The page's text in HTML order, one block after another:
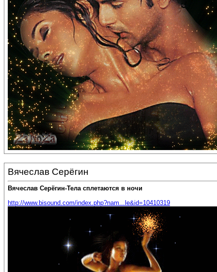
Вячеслав Серёгин
Вячеслав Серёгин-Тела сплетаются в ночи
http://www.bisound.com/index.php?nam...le&id=10410319